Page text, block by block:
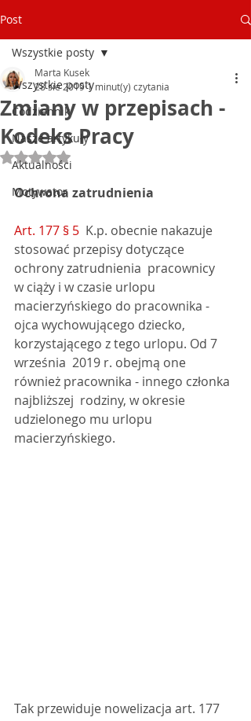
Post
Wszystkie posty
Codziennik
Nasze artykuły
Aktualności
Motywator
Wszystkie posty
Zmiany w przepisach -
Kodeks Pracy
Marta Kusek
28 sie 20191 minut(y) czytania
Oceniono na NaN z 5 gwiazdek.
Ochrona zatrudnienia
Art. 177 § 5
  K.p. obecnie nakazuje
stosować przepisy dotyczące
ochrony zatrudnienia  pracownicy
w ciąży i w czasie urlopu
macierzyńskiego do pracownika -
ojca wychowującego dziecko,
korzystającego z tego urlopu. Od 7
września  2019 r. obejmą one
również pracownika - innego członka
najbliższej  rodziny, w okresie
udzielonego mu urlopu
macierzyńskiego.
Tak przewiduje nowelizacja art. 177